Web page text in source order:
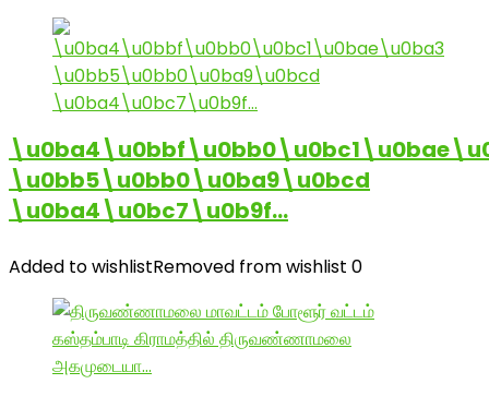
\u0bb5\u0bb0\u0ba9\u0bcd
\u0ba4\u0bc7\u0b9f…
Added to wishlistRemoved from wishlist 0